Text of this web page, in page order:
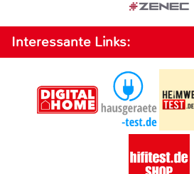
Interessante Links: